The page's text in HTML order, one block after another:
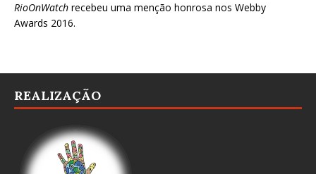
RioOnWatch recebeu uma menção honrosa nos Webby
Awards 2016.
REALIZAÇÃO